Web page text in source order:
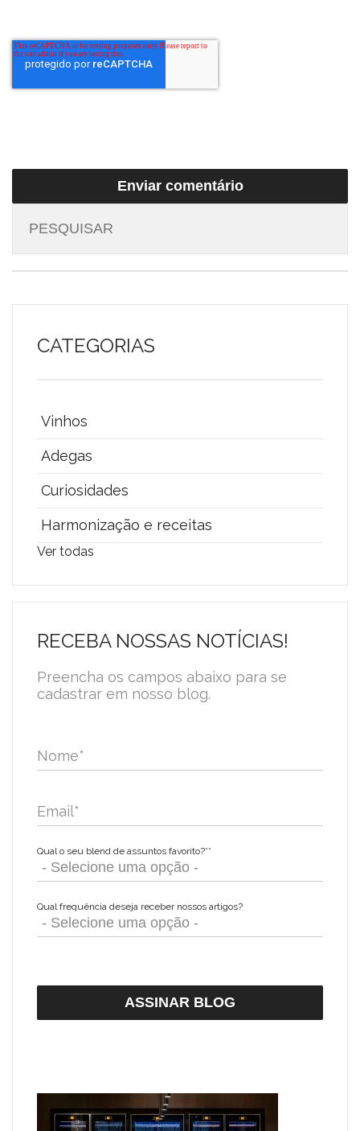
CATEGORIAS
Vinhos
Adegas
Curiosidades
Harmonização e receitas
Ver todas
RECEBA NOSSAS NOTÍCIAS!
Preencha os campos abaixo para se
cadastrar em nosso blog.
Nome*
Email*
Qual o seu blend de assuntos favorito?**
Qual frequência deseja receber nossos artigos?